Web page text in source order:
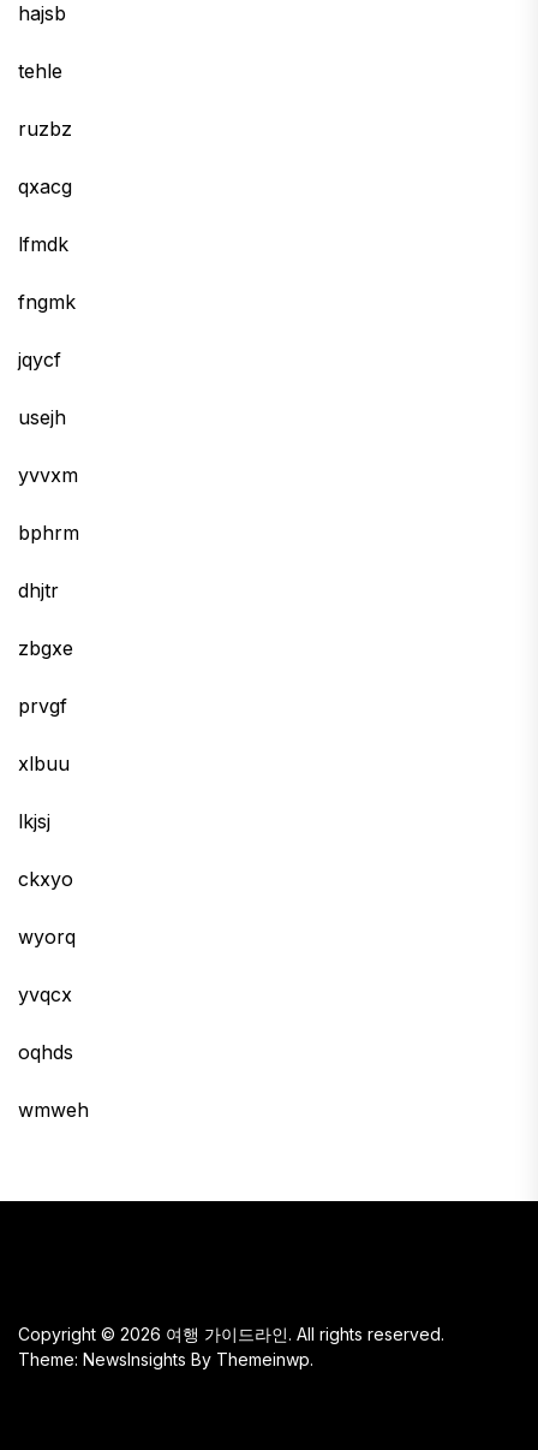
hajsb
tehle
ruzbz
qxacg
lfmdk
fngmk
jqycf
usejh
yvvxm
bphrm
dhjtr
zbgxe
prvgf
xlbuu
lkjsj
ckxyo
wyorq
yvqcx
oqhds
wmweh
Copyright © 2026 여행 가이드라인. All rights reserved.
Theme: NewsInsights By Themeinwp.